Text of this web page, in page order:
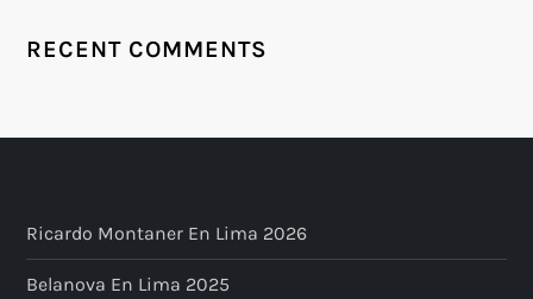
RECENT COMMENTS
Ricardo Montaner En Lima 2026
Belanova En Lima 2025